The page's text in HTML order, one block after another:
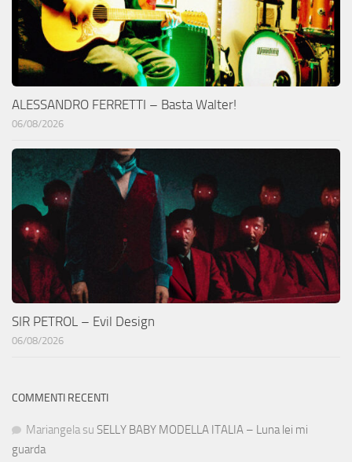
ALESSANDRO FERRETTI – Basta Walter!
06/08/2026
SIR PETROL – Evil Design
06/08/2026
COMMENTI RECENTI
Mariangela su SELLY BABY MODELLA ITALIA – Luna lei mi
guarda